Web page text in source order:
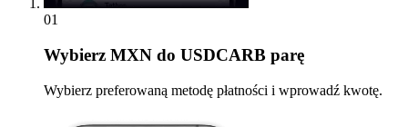
01
Wybierz MXN do USDCARB parę
Wybierz preferowaną metodę płatności i wprowadź kwotę.